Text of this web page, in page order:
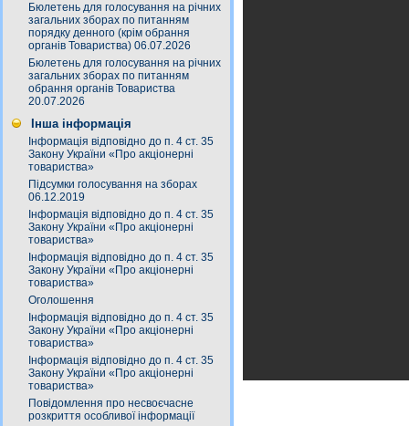
Бюлетень для голосування на річних
загальних зборах по питанням
порядку денного (крім обрання
органів Товариства) 06.07.2026
Бюлетень для голосування на річних
загальних зборах по питанням
обрання органів Товариства
20.07.2026
Інша інформація
Інформація відповідно до п. 4 ст. 35
Закону України «Про акціонерні
товариства»
Підсумки голосування на зборах
06.12.2019
Інформація відповідно до п. 4 ст. 35
Закону України «Про акціонерні
товариства»
Інформація відповідно до п. 4 ст. 35
Закону України «Про акціонерні
товариства»
Оголошення
Інформація відповідно до п. 4 ст. 35
Закону України «Про акціонерні
товариства»
Інформація відповідно до п. 4 ст. 35
Закону України «Про акціонерні
товариства»
Повідомлення про несвоєчасне
розкриття особливої інформації